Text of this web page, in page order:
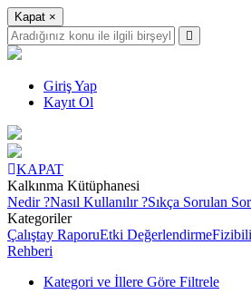
Kapat ×
Giriş Yap
Kayıt Ol
KAPAT
Kalkınma Kütüphanesi
Nedir ?Nasıl Kullanılır ?Sıkça Sorulan
Kategoriler
Çalıştay RaporuEtki Değerlendirme
Rehberi
Kategori ve İllere Göre Filtrele